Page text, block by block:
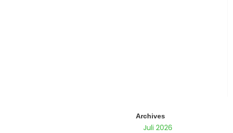
Archives
Juli 2026